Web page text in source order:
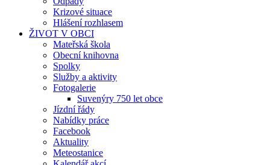
Krizové situace
Hlášení rozhlasem
ŽIVOT V OBCI
Mateřská škola
Obecní knihovna
Spolky
Služby a aktivity
Fotogalerie
Suvenýry 750 let obce
Jízdní řády
Nabídky práce
Facebook
Aktuality
Meteostanice